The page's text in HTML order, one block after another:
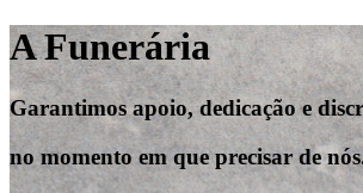
A Funerária
Garantimos apoio, dedicação e
no momento em que precisar de